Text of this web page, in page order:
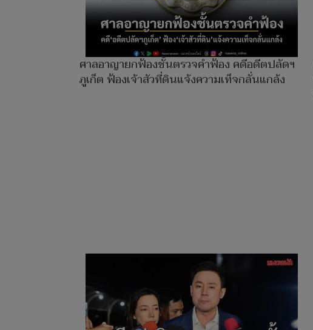
ศาลอาญายกฟ้องชั้นตรวจคำฟ้อง คดีอดีตปลัดฯ
ภูเก็ต ฟ้องเจ้าสัวที่ดินแจ้งความเท็จกลั่นแกล้ง